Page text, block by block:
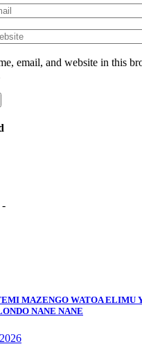
email, and website in this
-
MAZENGO WATOA ELIMU
NANE NANE